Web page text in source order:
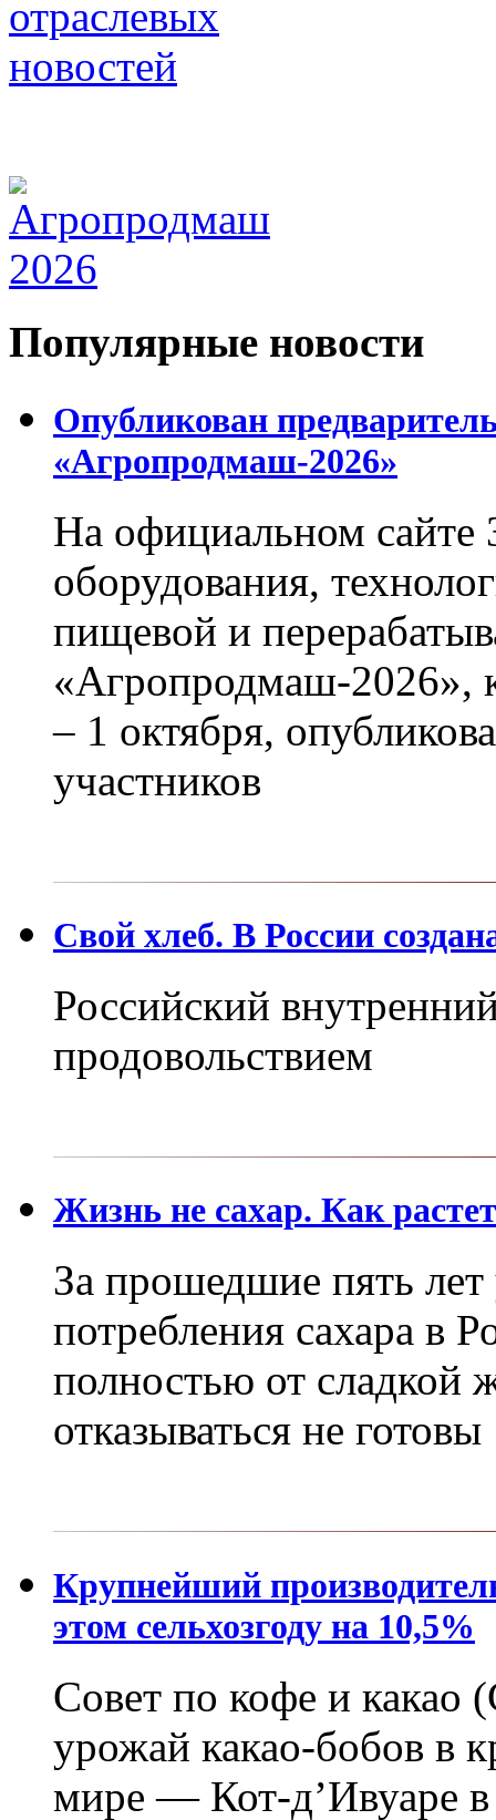
Популярные новости
Опубликован
«Агропродмаш-2026»
На официальном сайте
оборудования,
пищевой и
«Агропродмаш-2026»,
– 1 октября,
участников
Свой хлеб. В России
Российский
продовольствием
Жизнь не сахар. Как
За прошедшие пять лет
потребления сахара в
полностью от сладкой
отказываться не готовы
Крупнейший
этом сельхозгоду на 10,5%
Совет по кофе и какао
урожай какао-бобов в
мире — Кот-д’Ивуаре